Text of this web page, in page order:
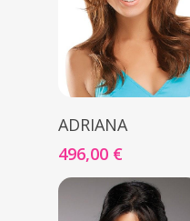
ADRIANA
496,00 €